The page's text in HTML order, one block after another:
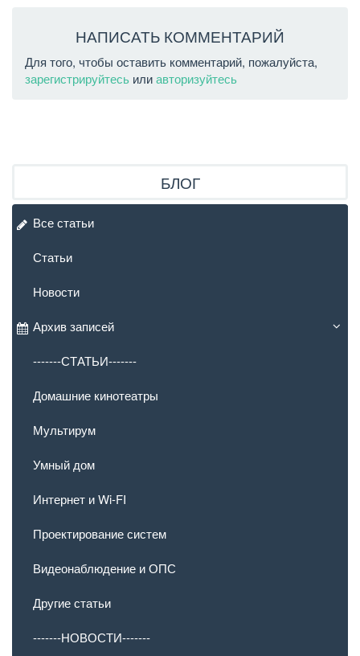
НАПИСАТЬ КОММЕНТАРИЙ
Для того, чтобы оставить комментарий, пожалуйста,
зарегистрируйтесь илиавторизуйтесь
БЛОГ
Все статьи
Статьи
Новости
Архив записей
-------СТАТЬИ-------
Домашние кинотеатры
Мультирум
Умный дом
Интернет и Wi-FI
Проектирование систем
Видеонаблюдение и ОПС
Другие статьи
-------НОВОСТИ-------